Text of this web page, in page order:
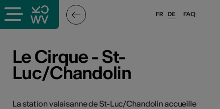
FAQ
FR DE
Le Cirque - St-
Luc/Chandolin
La station valaisanne de St-Luc/Chandolin accueille